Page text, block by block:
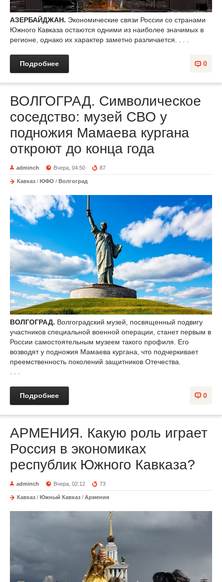
АЗЕРБАЙДЖАН. Экономические связи России со странами
Южного Кавказа остаются одними из наиболее значимых в
регионе, однако их характер заметно различается. . . .
0
Подробнее
ВОЛГОГРАД. Символическое
соседство: музей СВО у
подножия Мамаева кургана
откроют до конца года
adminch Вчера, 04:50 87
Кавказ / ЮФО / Волгоград
ВОЛГОГРАД. Волгоградский музей, посвященный подвигу
участников специальной военной операции, станет первым в
России самостоятельным музеем такого профиля. Его
возводят у подножия Мамаева кургана, что подчеркивает
преемственность поколений защитников Отечества.
0
Подробнее
АРМЕНИЯ. Какую роль играет
Россия в экономиках
республик Южного Кавказа?
adminch Вчера, 02:12 73
Кавказ / Южный Кавказ / Армения